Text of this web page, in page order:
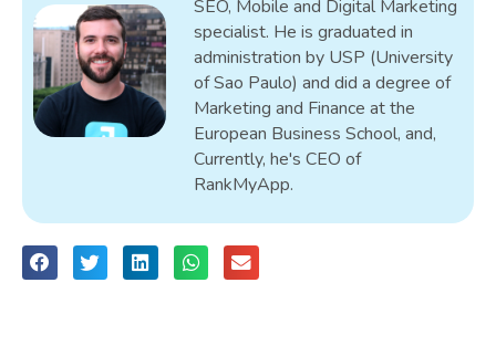
SEO, Mobile and Digital Marketing
specialist. He is graduated in
administration by USP (University
of Sao Paulo) and did a degree of
Marketing and Finance at the
European Business School, and,
Currently, he's CEO of
RankMyApp.